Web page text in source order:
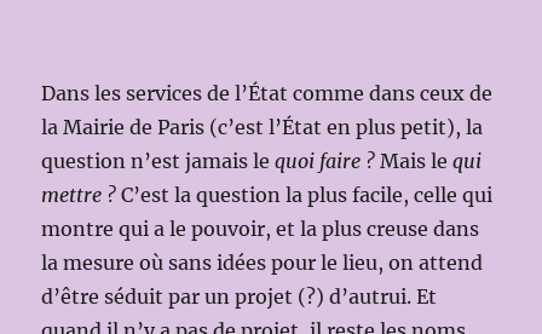
Dans les services de l’État comme dans ceux de
la Mairie de Paris (c’est l’État en plus petit), la
question n’est jamais lequoi faire ? Mais lequi
mettre ?C’est la question la plus facile, celle qui
montre qui a le pouvoir, et la plus creuse dans
la mesure où sans idées pour le lieu, on attend
d’être séduit par un projet (?) d’autrui. Et